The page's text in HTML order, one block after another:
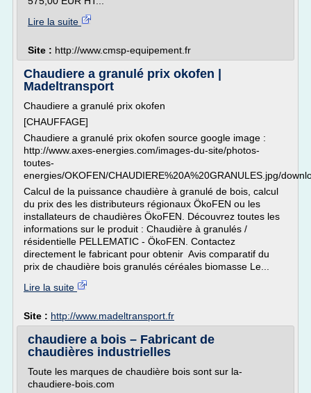
Lire la suite
Site : http://www.cmsp-equipement.fr
Chaudiere a granulé prix okofen |
Madeltransport
Chaudiere a granulé prix okofen
[CHAUFFAGE]
Chaudiere a granulé prix okofen source google image :
http://www.axes-energies.com/images-du-site/photos-
toutes-
energies/OKOFEN/CHAUDIERE%20A%20GRANULES.jpg/
Calcul de la puissance chaudière à granulé de bois, calcul
du prix des les distributeurs régionaux ÖkoFEN ou les
installateurs de chaudières ÖkoFEN. Découvrez toutes les
informations sur le produit : Chaudière à granulés /
résidentielle PELLEMATIC - ÖkoFEN. Contactez
directement le fabricant pour obtenir Avis comparatif du
prix de chaudière bois granulés céréales biomasse Le...
Lire la suite
Site : http://www.madeltransport.fr
chaudiere a bois – Fabricant de
chaudières industrielles
Toute les marques de chaudière bois sont sur la-
chaudiere-bois.com